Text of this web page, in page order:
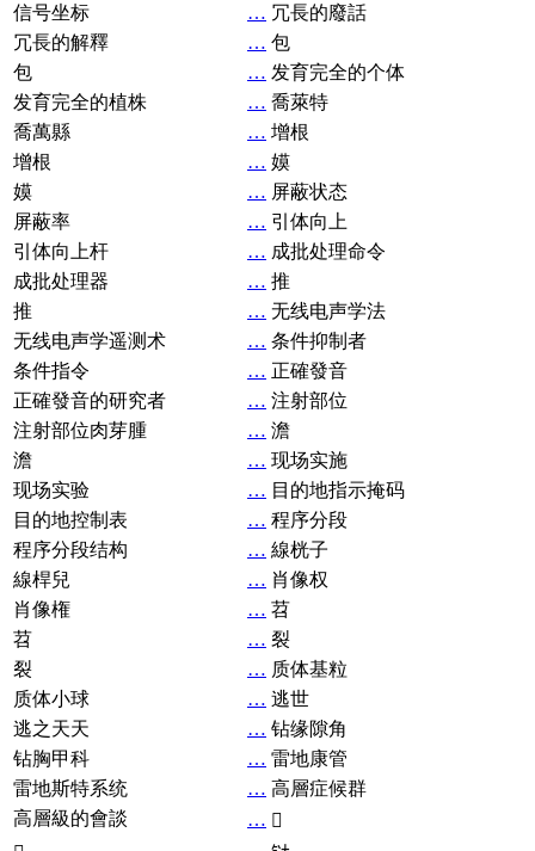
信号坐标
… 冗長的廢話
冗長的解釋
… 包
包
… 发育完全的个体
发育完全的植株
… 喬萊特
喬萬縣
… 增根
增根
… 嫫
嫫
… 屏蔽状态
屏蔽率
… 引体向上
引体向上杆
… 成批处理命令
成批处理器
… 推
推
… 无线电声学法
无线电声学遥测术
… 条件抑制者
条件指令
… 正確發音
正確發音的研究者
… 注射部位
注射部位肉芽腫
… 澹
澹
… 现场实施
现场实验
… 目的地指示掩码
目的地控制表
… 程序分段
程序分段结构
… 線桄子
線桿兒
… 肖像权
肖像権
… 苕
苕
… 裂
裂
… 质体基粒
质体小球
… 逃世
逃之天天
… 钻缘隙角
钻胸甲科
… 雷地康管
雷地斯特系统
… 高層症候群
高層級的會談
… 𧘞